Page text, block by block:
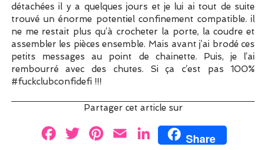
détachées il y a quelques jours et je lui ai tout de suite
trouvé un énorme potentiel confinement compatible. il
ne me restait plus qu’à crocheter la porte, la coudre et
assembler les pièces ensemble. Mais avant j’ai brodé ces
petits messages au point de chainette. Puis, je l’ai
rembourré avec des chutes. Si ça c’est pas 100%
#fuckclubconfidefi !!!
Partager cet article sur
F
T
Pi E Li
Share